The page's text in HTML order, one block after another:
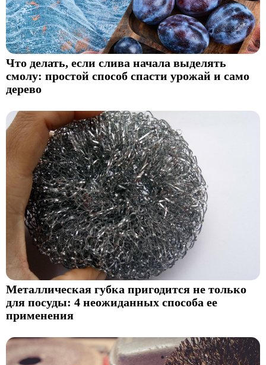
Что делать, если слива начала выделять
смолу: простой способ спасти урожай и само
дерево
Металлическая губка пригодится не только
для посуды: 4 неожиданных способа ее
применения